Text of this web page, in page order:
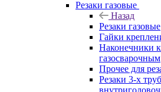
Резаки газовые
Назад
Резаки газовые
Гайки
Наконечники
газосварочным
Прочее для
Резаки 3-х